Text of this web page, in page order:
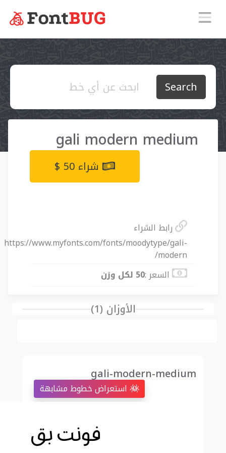
Search
gali modern medium
شراء 50 $
رابط الشراء
https://www.myfonts.com/fonts/moodytype/gali-
modern/
السعر :50 لكل وزن
الأوزان (1)
gali-modern-medium